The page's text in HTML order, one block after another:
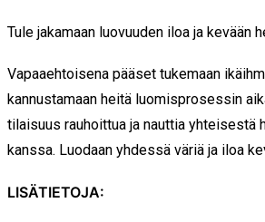
Tule jakamaan luovuuden iloa ja kevään
Vapaaehtoisena pääset tukemaan
kannustamaan heitä luomisprosessin
tilaisuus rauhoittua ja nauttia yhteisestä
kanssa. Luodaan yhdessä väriä ja iloa
LISÄTIETOJA: